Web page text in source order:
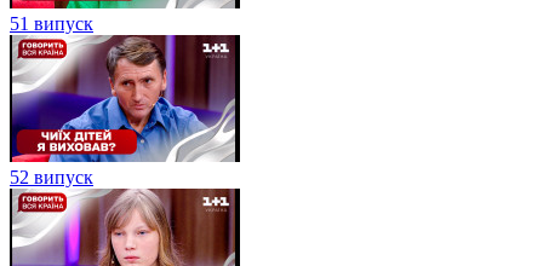
51 випуск
52 випуск